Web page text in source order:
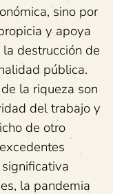
sino por
y apoya
destrucción de
pública.
la riqueza son
del trabajo y
de otro
la pandemia